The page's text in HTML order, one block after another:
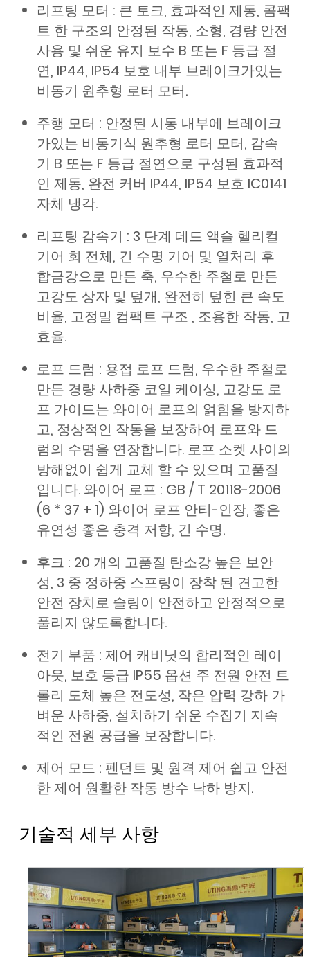
리프팅 모터 : 큰 토크, 효과적인 제동, 콤팩
트 한 구조의 안정된 작동, 소형, 경량 안전
사용 및 쉬운 유지 보수 B 또는 F 등급 절
연, IP44, IP54 보호 내부 브레이크가있는
비동기 원추형 로터 모터.
주행 모터 : 안정된 시동 내부에 브레이크
가있는 비동기식 원추형 로터 모터, 감속
기 B 또는 F 등급 절연으로 구성된 효과적
인 제동, 완전 커버 IP44, IP54 보호 IC0141
자체 냉각.
리프팅 감속기 : 3 단계 데드 액슬 헬리컬
기어 회 전체, 긴 수명 기어 및 열처리 후
합금강으로 만든 축, 우수한 주철로 만든
고강도 상자 및 덮개, 완전히 덮힌 큰 속도
비율, 고정밀 컴팩트 구조 , 조용한 작동, 고
효율.
로프 드럼 : 용접 로프 드럼, 우수한 주철로
만든 경량 사하중 코일 케이싱, 고강도 로
프 가이드는 와이어 로프의 얽힘을 방지하
고, 정상적인 작동을 보장하여 로프와 드
럼의 수명을 연장합니다. 로프 소켓 사이의
방해없이 쉽게 교체 할 수 있으며 고품질
입니다. 와이어 로프 : GB / T 20118-2006
(6 * 37 + 1) 와이어 로프 안티-인장, 좋은
유연성 좋은 충격 저항, 긴 수명.
후크 : 20 개의 고품질 탄소강 높은 보안
성, 3 중 정하중 스프링이 장착 된 견고한
안전 장치로 슬링이 안전하고 안정적으로
풀리지 않도록합니다.
전기 부품 : 제어 캐비닛의 합리적인 레이
아웃, 보호 등급 IP55 옵션 주 전원 안전 트
롤리 도체 높은 전도성, 작은 압력 강하 가
벼운 사하중, 설치하기 쉬운 수집기 지속
적인 전원 공급을 보장합니다.
제어 모드 : 펜던트 및 원격 제어 쉽고 안전
한 제어 원활한 작동 방수 낙하 방지.
기술적 세부 사항